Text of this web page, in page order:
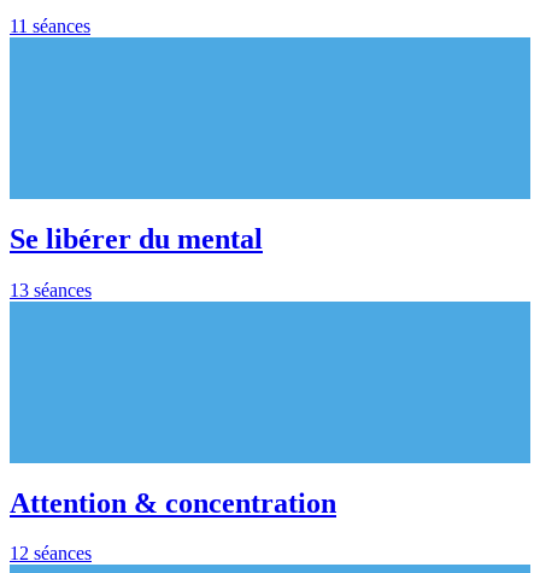
11 séances
Se libérer du mental
13 séances
Attention & concentration
12 séances